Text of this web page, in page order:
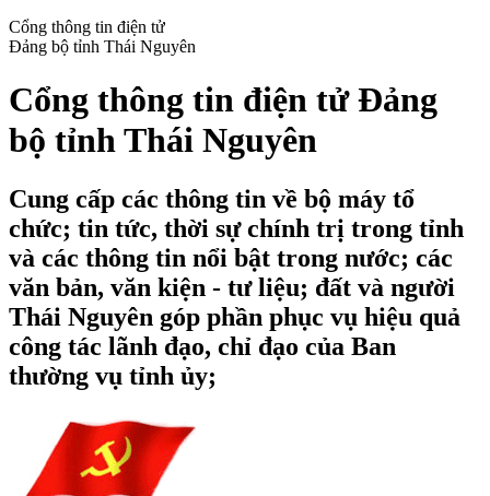
Cổng thông tin điện tử
Đảng bộ tỉnh Thái Nguyên
Cổng thông tin điện tử Đảng
bộ tỉnh Thái Nguyên
Cung cấp các thông tin về bộ máy tổ
chức; tin tức, thời sự chính trị trong tỉnh
và các thông tin nổi bật trong nước; các
văn bản, văn kiện - tư liệu; đất và người
Thái Nguyên góp phần phục vụ hiệu quả
công tác lãnh đạo, chỉ đạo của Ban
thường vụ tỉnh ủy;